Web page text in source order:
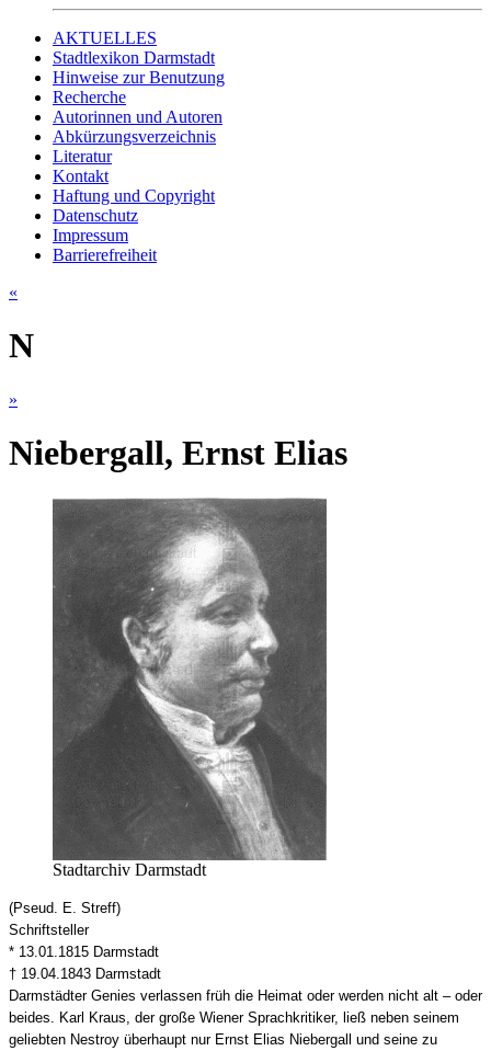
AKTUELLES
Stadtlexikon Darmstadt
Hinweise zur Benutzung
Recherche
Autorinnen und Autoren
Abkürzungsverzeichnis
Literatur
Kontakt
Haftung und Copyright
Datenschutz
Impressum
Barrierefreiheit
«
N
»
Niebergall, Ernst Elias
Stadtarchiv Darmstadt
(Pseud. E. Streff)
Schriftsteller
* 13.01.1815 Darmstadt
† 19.04.1843 Darmstadt
Darmstädter Genies verlassen früh die Heimat oder werden nicht alt – oder
beides. Karl Kraus, der große Wiener Sprachkritiker, ließ neben seinem
geliebten Nestroy überhaupt nur Ernst Elias Niebergall und seine zu